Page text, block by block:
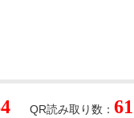
QR読み取り数： 61